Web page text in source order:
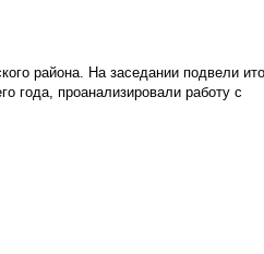
района. На заседании подвели
года, проанализировали работу с